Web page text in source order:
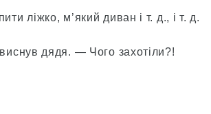
ліжко, м’який диван і т. д., і т. д.
дядя. — Чого захотіли?!